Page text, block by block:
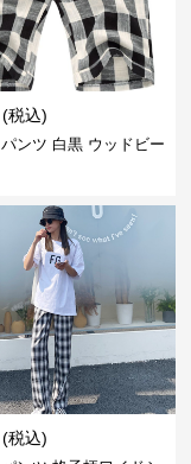
(税込)
ンツ 白黒 ウッドビー
(税込)